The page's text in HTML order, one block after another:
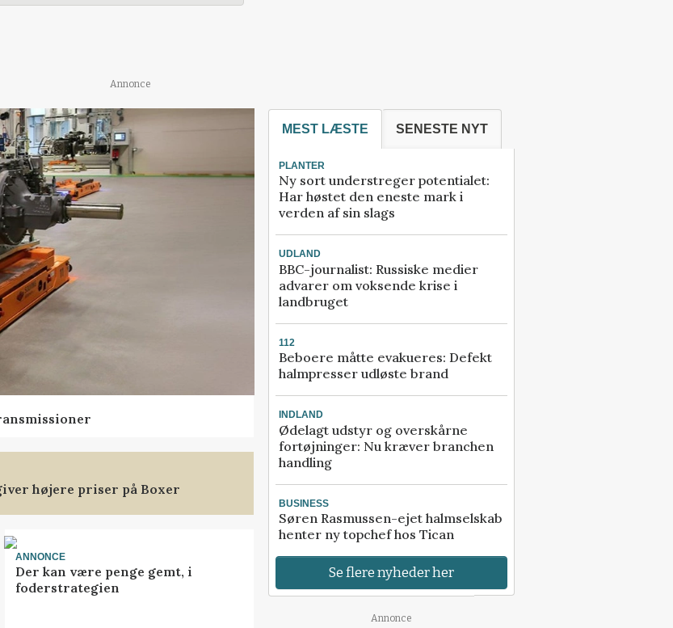
Annonce
højere priser på Boxer
ANNONCE
Der kan være penge gemt, i
foderstrategien
MEST LÆSTE SENESTE NYT
PLANTER
Ny sort understreger potentialet:
Har høstet den eneste mark i
verden af sin slags
UDLAND
BBC-journalist: Russiske medier
advarer om voksende krise i
landbruget
112
Beboere måtte evakueres: Defekt
halmpresser udløste brand
INDLAND
Ødelagt udstyr og overskårne
fortøjninger: Nu kræver branchen
handling
BUSINESS
Søren Rasmussen-ejet halmselskab
henter ny topchef hos Tican
Se flere nyheder her
Annonce